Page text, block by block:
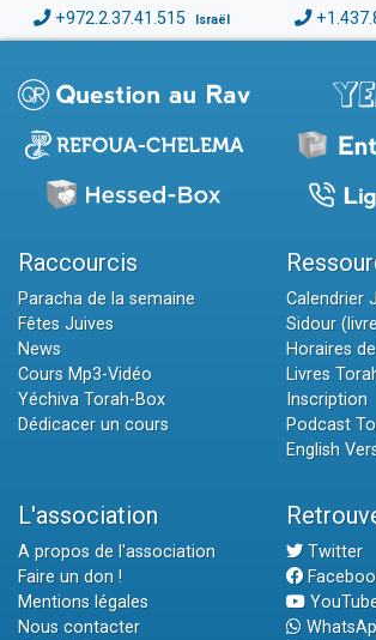
+972.2.37.41.515 Israël
Raccourcis
Paracha de la semaine
Fêtes Juives
News
Cours Mp3-Vidéo
Yéchiva Torah-Box
Dédicacer un cours
Calendrier
Sidour
Horaires
Livres
Inscription
Podcast
English
L'association
A propos de l'association
Faire un don !
Mentions légales
Nous contacter
Twitter